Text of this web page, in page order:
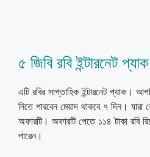
৫ জিবি রবি ইন্টারনেট প্যাক
এটি রবির সাপ্তাহিক ইন্টারনেট প্যাক।
নিতে পারবেন মেয়াদ থাকবে ৭ দিন।
অফারটি। অফারটি পেতে ১১৪ টাকা রবি
পারেন।